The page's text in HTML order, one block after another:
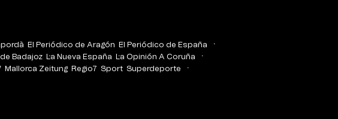
El Periódico de Aragón
El Periódico de España
Badajoz La Nueva España
La Opinión A Coruña
Mallorca Zeitung Regio7 Sport Superdeporte